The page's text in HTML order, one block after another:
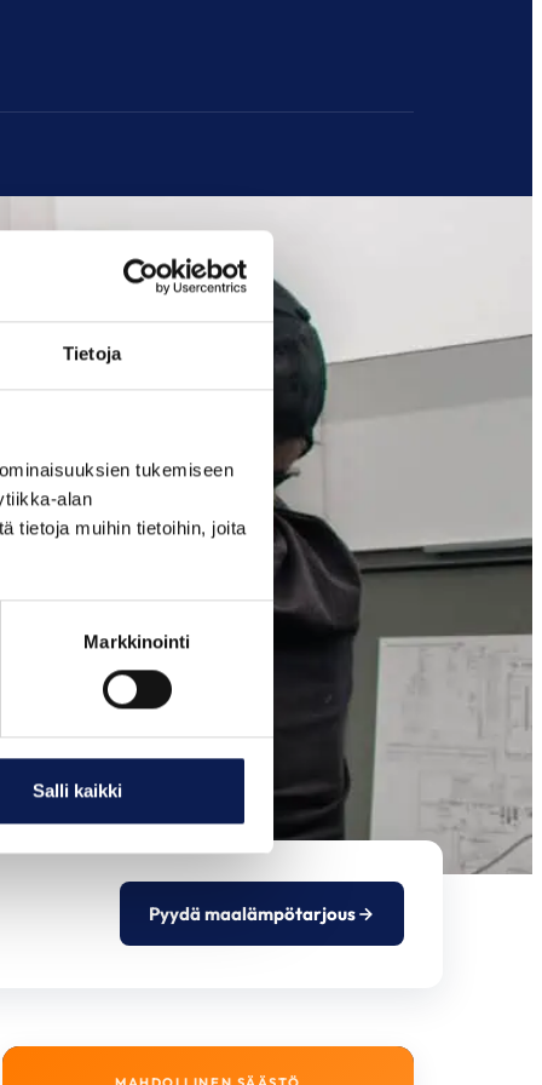
Tietoja
tukemiseen
alan
tietoja muihin tietoihin, joita
Markkinointi
Salli kaikki
Pyydä maalämpötarjous